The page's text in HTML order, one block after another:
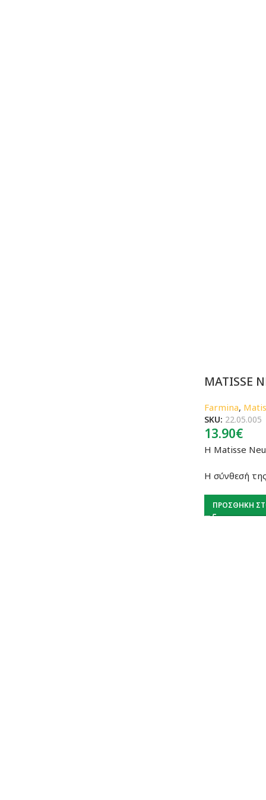
MATISSE
Farmina,
SKU: 22.05.005
13.90€
Η Matisse
Η σύνθεσή
ΠΡΟΣΘΉΚΗ